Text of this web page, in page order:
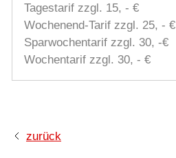
Tagestarif zzgl. 15, - €
Wochenend-Tarif zzgl. 25, - €
Sparwochentarif zzgl. 30, -€
Wochentarif zzgl. 30, - €
zurück